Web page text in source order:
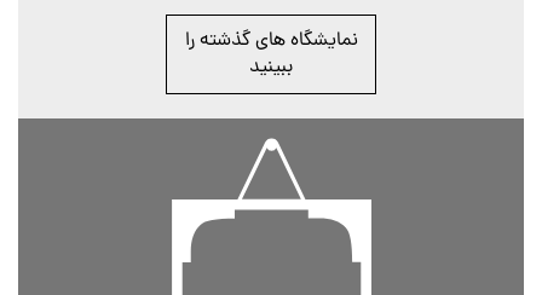
نمایشگاه های گذشته را
ببینید